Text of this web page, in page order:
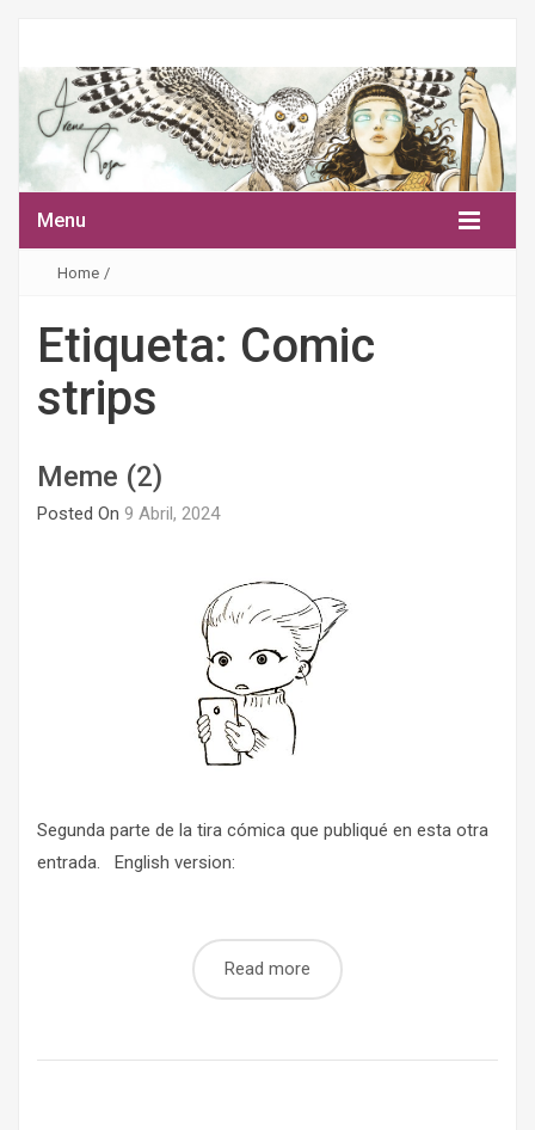
Menu
Home /
Etiqueta: Comic
strips
Meme (2)
Posted On 9 Abril, 2024
Segunda parte de la tira cómica que publiqué en esta otra
entrada. English version:
Read more